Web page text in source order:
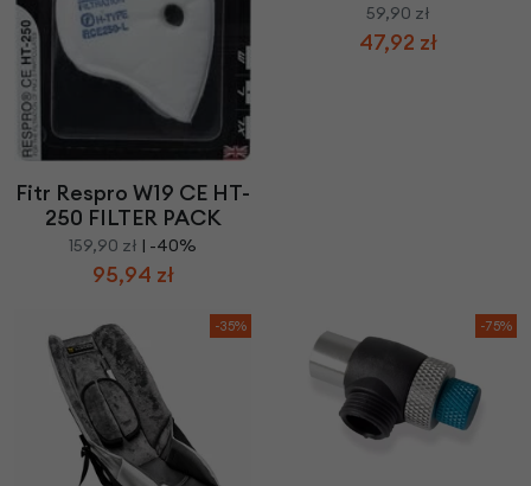
Fitr Respro W19 CE HT-
250 FILTER PACK
159,90 zł | -40%
95,94 zł
59,90 zł
47,92 zł
-35% -75%